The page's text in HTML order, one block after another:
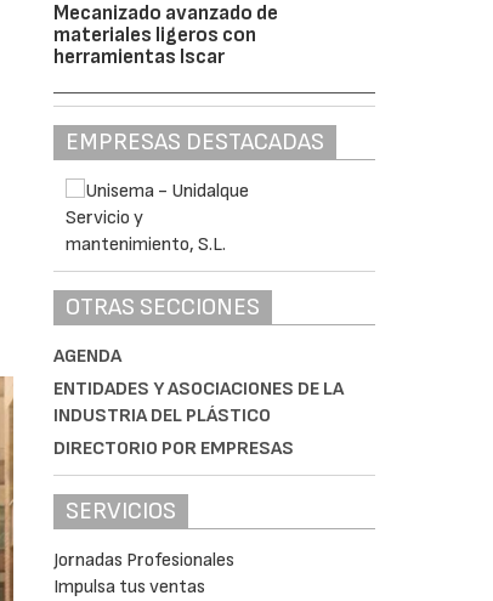
Mecanizado avanzado de
materiales ligeros con
herramientas Iscar
EMPRESAS DESTACADAS
OTRAS SECCIONES
AGENDA
ENTIDADES Y ASOCIACIONES DE LA
INDUSTRIA DEL PLÁSTICO
DIRECTORIO POR EMPRESAS
SERVICIOS
Jornadas Profesionales
Impulsa tus ventas